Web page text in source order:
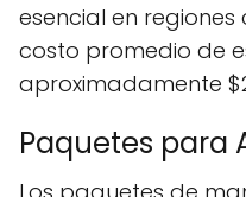
esencial en regiones
costo promedio de
aproximadamente
Paquetes para